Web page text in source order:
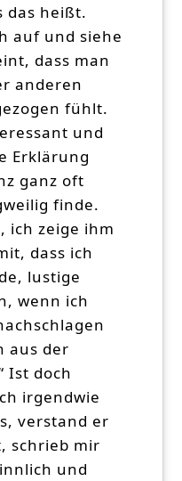
das heißt.
auf und siehe
dass man
anderen
fühlt.
und
Erklärung
ganz oft
finde.
ich zeige ihm
dass ich
lustige
wenn ich
aus der
Ist doch
irgendwie
verstand er
schrieb mir
und